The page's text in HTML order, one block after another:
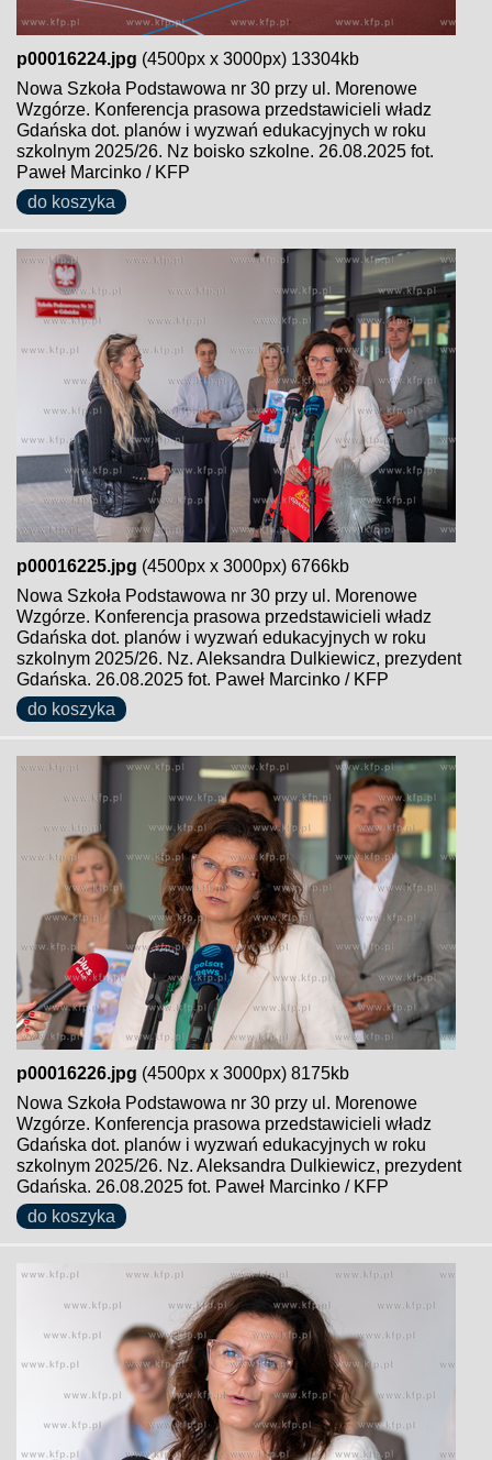
p00016224.jpg (4500px x 3000px) 13304kb
Nowa Szkoła Podstawowa nr 30 przy ul. Morenowe
Wzgórze. Konferencja prasowa przedstawicieli władz
Gdańska dot. planów i wyzwań edukacyjnych w roku
szkolnym 2025/26. Nz boisko szkolne. 26.08.2025 fot.
Paweł Marcinko / KFP
do koszyka
p00016225.jpg (4500px x 3000px) 6766kb
Nowa Szkoła Podstawowa nr 30 przy ul. Morenowe
Wzgórze. Konferencja prasowa przedstawicieli władz
Gdańska dot. planów i wyzwań edukacyjnych w roku
szkolnym 2025/26. Nz. Aleksandra Dulkiewicz, prezydent
Gdańska. 26.08.2025 fot. Paweł Marcinko / KFP
do koszyka
p00016226.jpg (4500px x 3000px) 8175kb
Nowa Szkoła Podstawowa nr 30 przy ul. Morenowe
Wzgórze. Konferencja prasowa przedstawicieli władz
Gdańska dot. planów i wyzwań edukacyjnych w roku
szkolnym 2025/26. Nz. Aleksandra Dulkiewicz, prezydent
Gdańska. 26.08.2025 fot. Paweł Marcinko / KFP
do koszyka